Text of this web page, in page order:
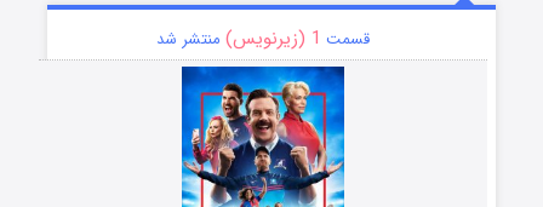
قسمت 1 (زیرنویس) منتشر شد